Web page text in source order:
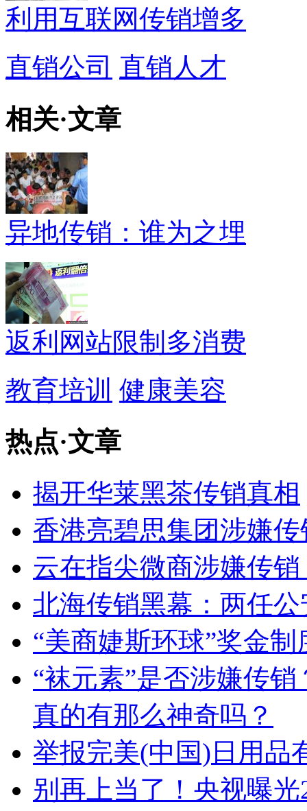
利用互联网传销增多
直销公司 直销人才
相关·文章
异地传销：谁为之埋
返利网站限制多消费
教育培训 健康美容
热点·文章
揭开华莱黑茶传销真相
香港亮碧思集团涉嫌
云在指尖微商涉嫌传
北海传销黑幕：两任
“美商婕斯环球”奖金
“袜元素”是否涉嫌传
真的有那么神奇吗？
举报完美(中国)日用品
别再上当了！央视曝